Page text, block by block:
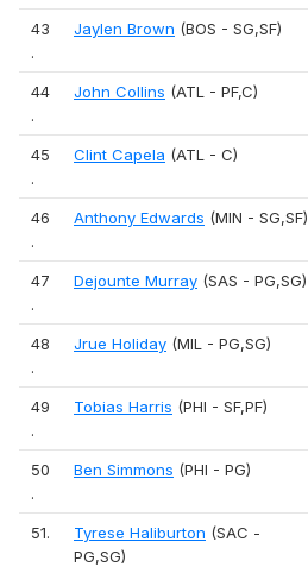
43
.
Jaylen Brown (BOS - SG,SF)
44
.
John Collins (ATL - PF,C)
45
.
Clint Capela (ATL - C)
46
.
Anthony Edwards (MIN - SG,SF)
47
.
Dejounte Murray (SAS - PG,SG)
48
.
Jrue Holiday (MIL - PG,SG)
49
.
Tobias Harris (PHI - SF,PF)
50
.
Ben Simmons (PHI - PG)
51. Tyrese Haliburton (SAC -
PG,SG)